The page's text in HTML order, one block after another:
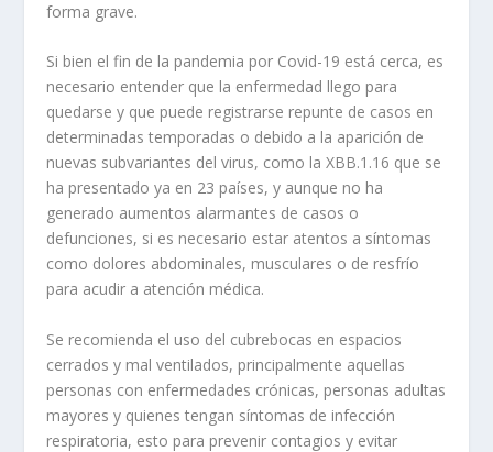
forma grave.
Si bien el fin de la pandemia por Covid-19 está cerca, es
necesario entender que la enfermedad llego para
quedarse y que puede registrarse repunte de casos en
determinadas temporadas o debido a la aparición de
nuevas subvariantes del virus, como la XBB.1.16 que se
ha presentado ya en 23 países, y aunque no ha
generado aumentos alarmantes de casos o
defunciones, si es necesario estar atentos a síntomas
como dolores abdominales, musculares o de resfrío
para acudir a atención médica.
Se recomienda el uso del cubrebocas en espacios
cerrados y mal ventilados, principalmente aquellas
personas con enfermedades crónicas, personas adultas
mayores y quienes tengan síntomas de infección
respiratoria, esto para prevenir contagios y evitar